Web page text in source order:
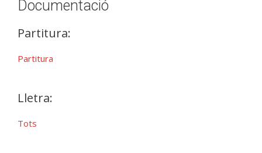
Documentació
Partitura:
Partitura
Lletra:
Tots